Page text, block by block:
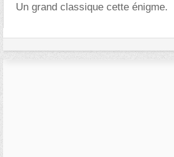
Un grand classique cette énigme.